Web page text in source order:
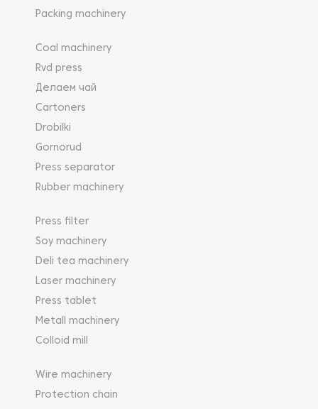
Packing machinery
Coal machinery
Rvd press
Делаем чай
Cartoners
Drobilki
Gornorud
Press separator
Rubber machinery
Press filter
Soy machinery
Deli tea machinery
Laser machinery
Press tablet
Metall machinery
Colloid mill
Wire machinery
Protection chain